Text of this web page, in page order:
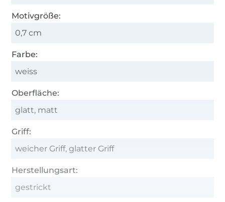
Motivgröße:
0,7 cm
Farbe:
weiss
Oberfläche:
glatt, matt
Griff:
weicher Griff, glatter Griff
Herstellungsart:
gestrickt